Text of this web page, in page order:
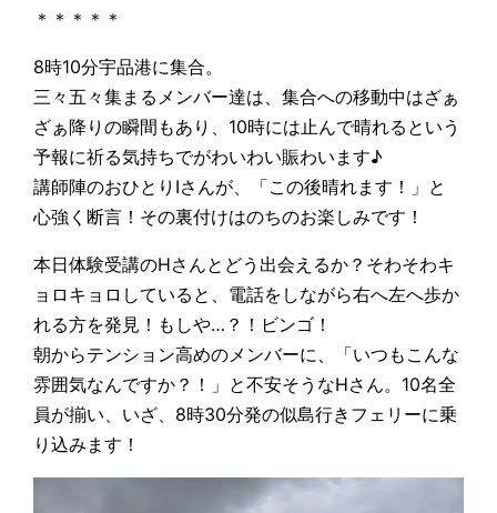
＊＊＊＊＊
8時10分宇品港に集合。
三々五々集まるメンバー達は、集合への移動中はざぁ
ざぁ降りの瞬間もあり、10時には止んで晴れるという
予報に祈る気持ちでがわいわい賑わいます♪
講師陣のおひとりIさんが、「この後晴れます！」と
心強く断言！その裏付けはのちのお楽しみです！
本日体験受講のHさんとどう出会えるか？そわそわキ
ョロキョロしていると、電話をしながら右へ左へ歩か
れる方を発見！もしや…？！ビンゴ！
朝からテンション高めのメンバーに、「いつもこんな
雰囲気なんですか？！」と不安そうなHさん。10名全
員が揃い、いざ、8時30分発の似島行きフェリーに乗
り込みます！